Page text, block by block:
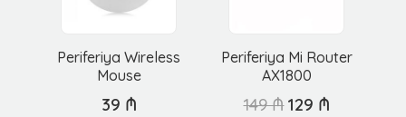
Periferiya Wireless
Mouse
Periferiya Mi Router
AX1800
39 ₼ 149 ₼ 129 ₼